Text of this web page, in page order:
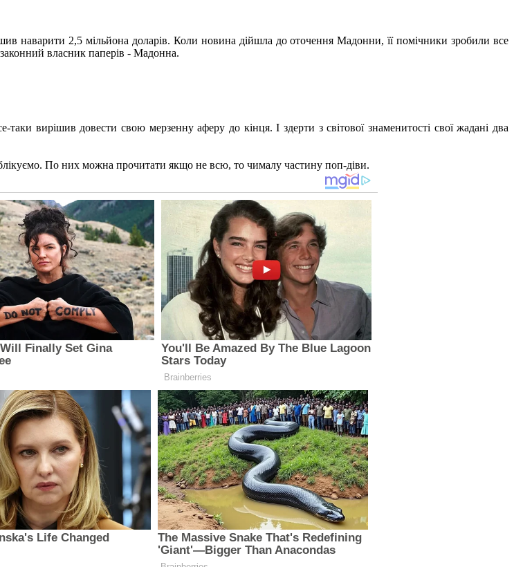
наварити 2,5 мільйона доларів. Коли новина дійшла до оточення Мадонни, її помічники зробили все
власник паперів - Мадонна.
вирішив довести свою мерзенну аферу до кінця. І здерти з світової знаменитості свої жадані два
По них можна прочитати якщо не всю, то чималу частину поп-діви.